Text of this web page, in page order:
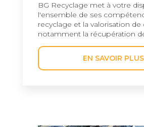
BG Recyclage met à votre
l'ensemble de ses
recyclage et la valorisation de
notamment la récupération
EN SAVOIR PLUS